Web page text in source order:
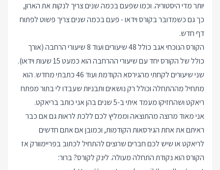
יותר מדי היסטוריה. וכמו שפעם בכמה שנים צריך לנקות את הארון,
כך גם כשמדובר בקורס וידאו - פעם בכמה שנים צריך פשוט לפתוח
דף חדש.
הקורס הנוכחי אגב כולל 48 שיעורים ועוד 8 שיעורי הרחבה (אורך
כולל של הקורס יחד עם שיעורי ההרחבה הוא כמעט 15 שעות וידאו).
שני שיעורים לקחתי מהגירסא הקודמת ועוד 46 כתבתי מחדש. הוא
מתחיל מההתחלה וכולל רק נושאים ותבניות שעבדו לי בתור מפתח
ריאקט ושהחזיקו מעמד איתי ב-5 שנים בהן אני כותב בריאקט.
אני מאוד מרוצה מהתוצאה וממליץ לכם ללכת לראות גם אם כבר
ראיתם את אחת הגירסאות הקודמות, וכמובן אם אתם חדשים
לריאקט או שיש לכם חברים שרוצים להתחיל לכתוב בפריימוורק אז
הקורס הוא נקודת התחלה מעולה. לינק לקורס? ברור: